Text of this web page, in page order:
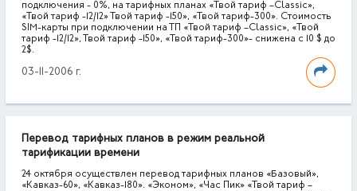
подключения - 0%, на тарифных планах «Твой тариф –Classic»,
«Твой тариф -12/12» Твой тариф -150», «Твой тариф-300». Стоимость
SIM-карты при подключении на ТП «Твой тариф –Classic», «Твой
тариф -12/12», Твой тариф -150», «Твой тариф-300»- снижена с 10 $ до
2$.
03-11-2006 г.
Перевод тарифных планов в режим реальной
тарификации времени
24 октября осуществлен перевод тарифных планов «Базовый»,
«Кавказ-60», «Кавказ-180». «Эконом», «Час Пик» «Твой тариф –